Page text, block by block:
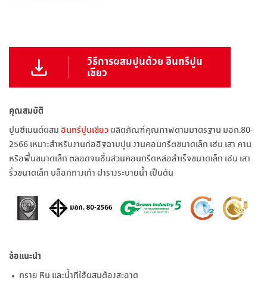
วิธีการผสมปูนด้วย อินทรีปูน
เขียว
คุณสมบัติ
ปูนซีเมนต์ผสมอินทรีปูนเขียวผลิตภัณฑ์คุณภาพตามมาตรฐาน มอก.80-
2566 เหมาะสำหรับงานก่ออิฐฉาบปูน งานคอนกรีตขนาดเล็ก เช่น เสา คาน
หรือพื้นขนาดเล็ก ตลอดจนชิ้นส่วนคอนกรีดหล่อสำเร็จขนาดเล็ก เช่น เสา
รั้วขนาดเล็ก บล็อกทางเท้า ฝารางระบายน้ำ เป็นต้น
ข้อแนะนำ
ทราย หิน และน้ำที่ใช้ผสมต้องสะอาด